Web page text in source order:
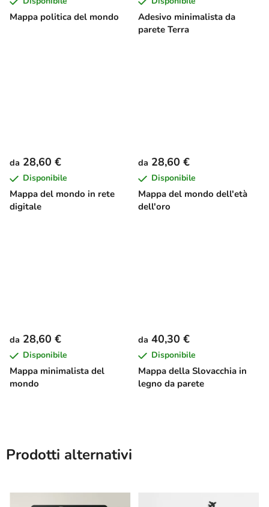
Mappa politica del mondo
Adesivo minimalista da
parete Terra
Mappa del mondo in rete
digitale
da 28,60 €
Disponibile
Mappa del mondo dell'età
dell'oro
da 28,60 €
Disponibile
Mappa minimalista del
mondo
da 28,60 €
Disponibile
Mappa della Slovacchia in
legno da parete
da 40,30 €
Disponibile
Prodotti alternativi